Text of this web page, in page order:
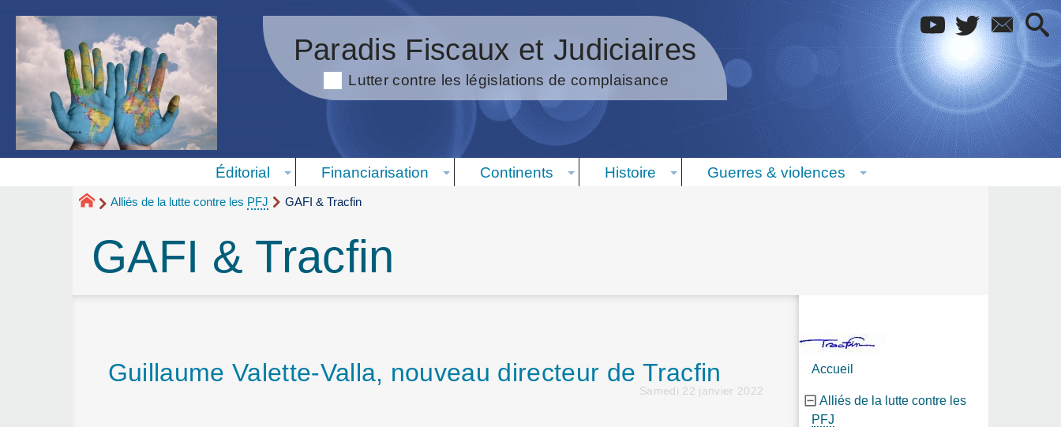
Paradis Fiscaux et Judiciaires
Lutter contre les législations de complaisance
Éditorial Financiarisation Continents Histoire Guerres & violences
Alliés de la lutte contre les PFJ GAFI & Tracfin
GAFI & Tracfin
Guillaume Valette-Valla, nouveau directeur de Tracfin
Samedi 22 janvier 2022
Accueil
Alliés de la lutte contre les
PFJ